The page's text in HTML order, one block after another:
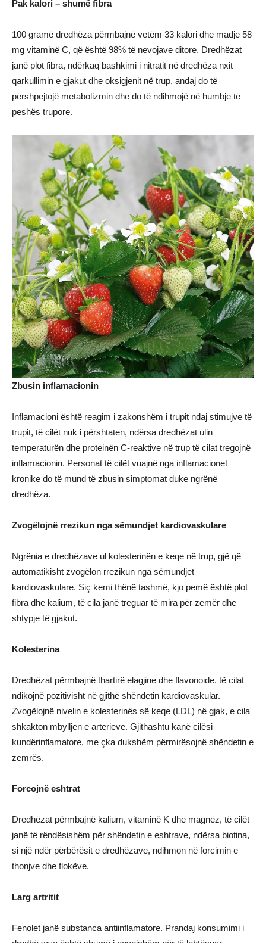
Pak kalori – shumë fibra
100 gramë dredhëza përmbajnë vetëm 33 kalori dhe madje 58
mg vitaminë C, që është 98% të nevojave ditore. Dredhëzat
janë plot fibra, ndërkaq bashkimi i nitratit në dredhëza nxit
qarkullimin e gjakut dhe oksigjenit në trup, andaj do të
përshpejtojë metabolizmin dhe do të ndihmojë në humbje të
peshës trupore.
Zbusin inflamacionin
Inflamacioni është reagim i zakonshëm i trupit ndaj stimujve të
trupit, të cilët nuk i përshtaten, ndërsa dredhëzat ulin
temperaturën dhe proteinën C-reaktive në trup të cilat tregojnë
inflamacionin. Personat të cilët vuajnë nga inflamacionet
kronike do të mund të zbusin simptomat duke ngrënë
dredhëza.
Zvogëlojnë rrezikun nga sëmundjet kardiovaskulare
Ngrënia e dredhëzave ul kolesterinën e keqe në trup, gjë që
automatikisht zvogëlon rrezikun nga sëmundjet
kardiovaskulare. Siç kemi thënë tashmë, kjo pemë është plot
fibra dhe kalium, të cila janë treguar të mira për zemër dhe
shtypje të gjakut.
Kolesterina
Dredhëzat përmbajnë thartirë elagjine dhe flavonoide, të cilat
ndikojnë pozitivisht në gjithë shëndetin kardiovaskular.
Zvogëlojnë nivelin e kolesterinës së keqe (LDL) në gjak, e cila
shkakton mbylljen e arterieve. Gjithashtu kanë cilësi
kundërinflamatore, me çka dukshëm përmirësojnë shëndetin e
zemrës.
Forcojnë eshtrat
Dredhëzat përmbajnë kalium, vitaminë K dhe magnez, të cilët
janë të rëndësishëm për shëndetin e eshtrave, ndërsa biotina,
si një ndër përbërësit e dredhëzave, ndihmon në forcimin e
thonjve dhe flokëve.
Larg artritit
Fenolet janë substanca antiinflamatore. Prandaj konsumimi i